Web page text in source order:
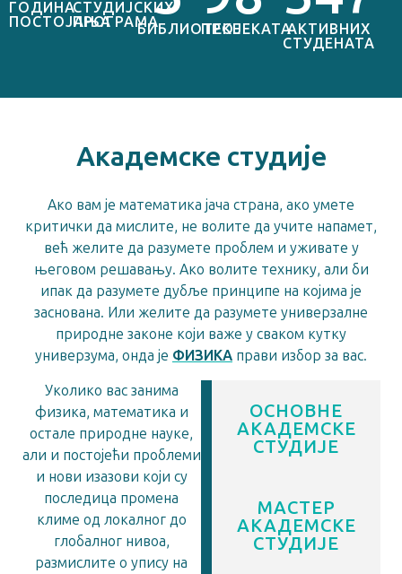
ГОДИНА
ПОСТОЈАЊА
СТУДИЈСКИХ
ПРОГРАМАБИБЛИОТЕКЕПРОЈЕКАТААКТИВНИХ
СТУДЕНАТА
Академске студије
Ако вам је математика јача страна, ако умете
критички да мислите, не волите да учите напамет,
већ желите да разумете проблем и уживате у
његовом решавању. Ако волите технику, али би
ипак да разумете дубље принципе на којима је
заснована. Или желите да разумете универзалне
природне законе који важе у сваком кутку
универзума, онда је ФИЗИКА прави избор за вас.
Уколико вас занима
физика, математика и
остале природне науке,
али и постојећи проблеми
и нови изазови који су
последица промена
климе од локалног до
глобалног нивоа,
размислите о упису на
ОСНОВНЕ
АКАДЕМСКЕ
СТУДИЈЕ
МАСТЕР
АКАДЕМСКЕ
СТУДИЈЕ